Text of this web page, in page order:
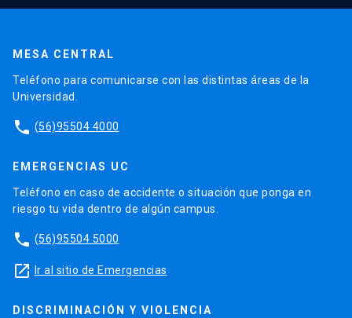
MESA CENTRAL
Teléfono para comunicarse con las distintas áreas de la
Universidad.
phone (56)95504 4000
EMERGENCIAS UC
Teléfono en caso de accidente o situación que ponga en
riesgo tu vida dentro de algún campus.
phone (56)95504 5000
launch Ir al sitio de Emergencias
DISCRIMINACIÓN Y VIOLENCIA